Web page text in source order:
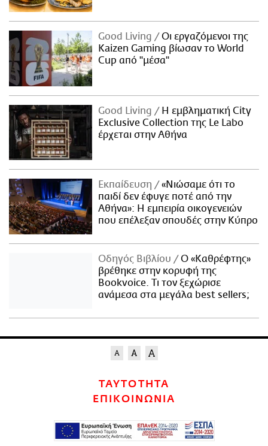
Good Living
Οι εργαζόμενοι της
Kaizen Gaming βίωσαν το World
Cup από "μέσα"
Good Living
Η εμβληματική City
Exclusive Collection της Le Labo
έρχεται στην Αθήνα
Εκπαίδευση
«Νιώσαμε ότι το
παιδί δεν έφυγε ποτέ από την
Αθήνα»: Η εμπειρία οικογενειών
που επέλεξαν σπουδές στην Κύπρο
Οδηγός Βιβλίου
Ο «Καθρέφτης»
βρέθηκε στην κορυφή της
Bookvoice. Τι τον ξεχώρισε
ανάμεσα στα μεγάλα best sellers;
ΤΑΥΤΟΤΗΤΑ
ΕΠΙΚΟΙΝΩΝΙΑ